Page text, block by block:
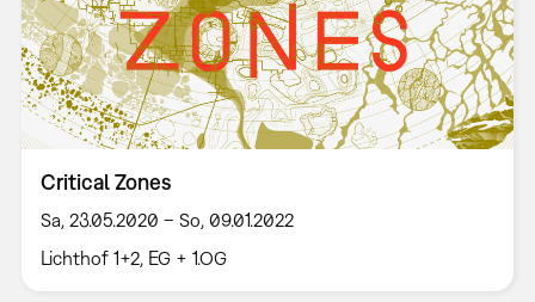
Critical Zones
Sa, 23.05.2020 – So, 09.01.2022
Lichthof 1+2, EG + 1.OG